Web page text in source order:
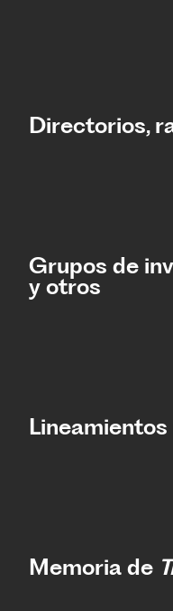
Directorios,
Grupos de
y otros
Memoria de